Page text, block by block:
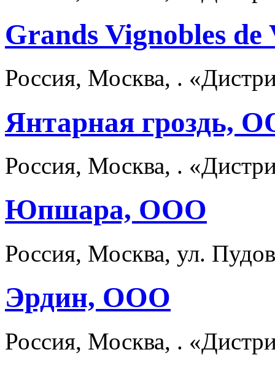
Grands Vignobles
Россия, Москва, .
Янтарная гроздь,
Россия, Москва, .
Юпшара, ООО
Россия, Москва, ул.
Эрдин, ООО
Россия, Москва, .